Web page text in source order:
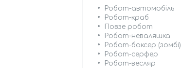
Робот-автомобіль
Робот-краб
Повзе робот
Робот-неваляшка
Робот-боксер (зомбі)
Робот-серфер
Робот-весляр